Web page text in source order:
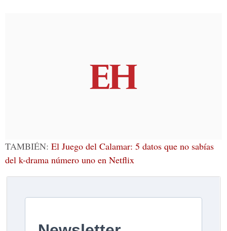
TAMBIÉN: El Juego del Calamar: 5 datos que no sabías
del k-drama número uno en Netflix